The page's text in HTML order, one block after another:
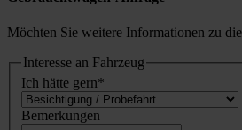
Möchten Sie weitere Informationen zu
Interesse an Fahrzeug
Ich hätte gern*
Bemerkungen